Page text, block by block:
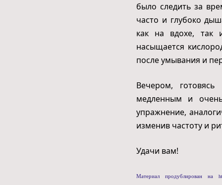
было следить за
часто и глубоко
как на вдохе, так
насыщается
после умывания и
Вечером,
медленным и
упражнение,
изменив частоту и
Удачи вам!
Материал продублирован на